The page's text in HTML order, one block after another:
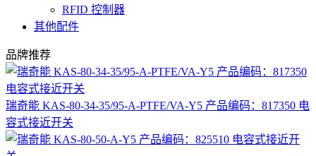
RFID 控制器
其他配件
品牌推荐
瑞奇能 KAS-80-34-35/95-A-PTFE/VA-Y5 产品编码：817350 电
容式接近开关